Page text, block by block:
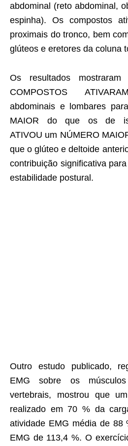
abdominal (reto abdominal,
espinha). Os compostos
proximais do tronco, bem
glúteos e eretores da coluna
Os resultados
COMPOSTOS
abdominais e lombares
MAIOR do que os de
ATIVOU um NÚMERO
que o glúteo e deltoide
contribuição significativa
estabilidade postural.
Outro estudo publicado,
EMG sobre os
vertebrais, mostrou que
realizado em 70 % da
atividade EMG média de 88
EMG de 113,4 %. O